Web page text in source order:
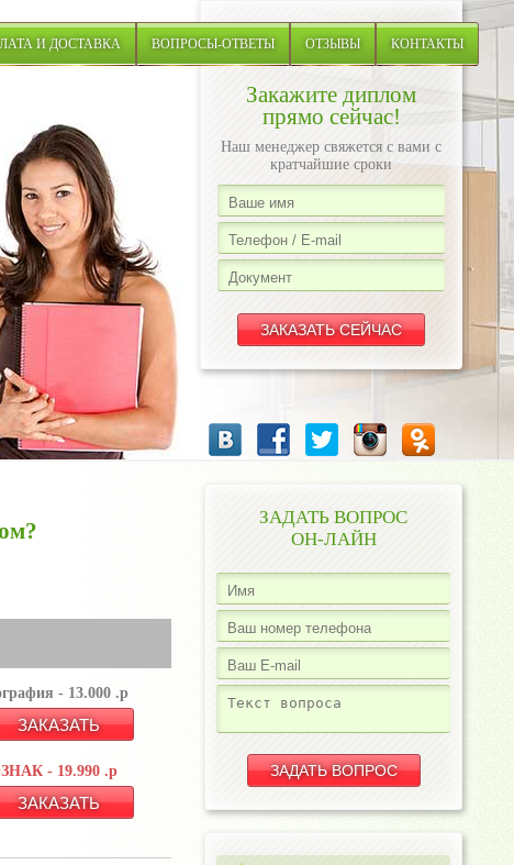
И ДОСТАВКА ВОПРОСЫ-ОТВЕТЫ ОТЗЫВЫ КОНТАКТЫ
Закажите диплом
прямо сейчас!
Наш менеджер свяжется с вами с
кратчайшие сроки
- 13.000 .р
- 19.990 .р
ЗАДАТЬ ВОПРОС
ОН-ЛАЙН